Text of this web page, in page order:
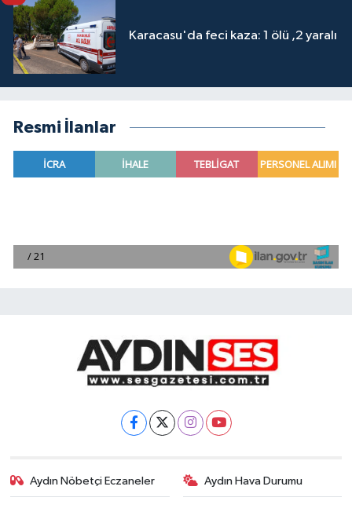
Karacasu'da feci kaza: 1 ölü ,2 yaralı
Resmi İlanlar
Aydın Nöbetçi Eczaneler Aydın Hava Durumu